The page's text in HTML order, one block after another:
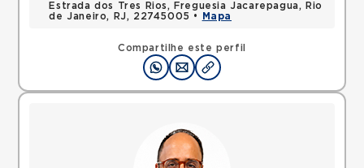
Compartilhe este perfil
Estrada dos Tres Rios, Freguesia Jacarepagua, Rio
de Janeiro, RJ, 22745005 •
Mapa